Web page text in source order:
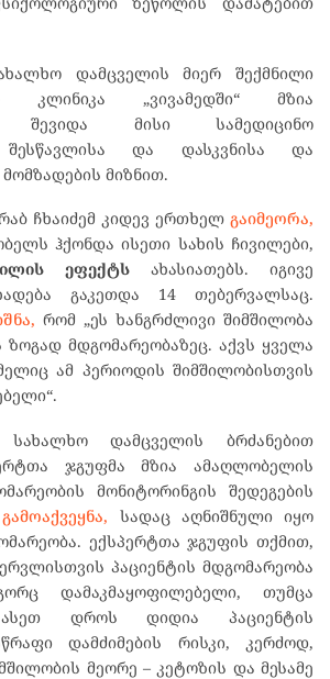
დამცველის მიერ შექმნილი
კლინიკა „ვივამედში“ მზია
შევიდა მისი სამედიცინო
შესწავლისა და დასკვნისა და
მიზნით.
ჩხაიძემ კიდევ ერთხელ გაიმეორა,
ჰქონდა ისეთი სახის ჩივილები,
ეფექტს ახასიათებს. იგივე
გაკეთდა 14 თებერვალსაც.
რომ „ეს ხანგრძლივი შიმშილობა
ზოგად მდგომარეობაზეც. აქვს ყველა
ამ პერიოდის შიმშილობისთვის
დამცველის ბრძანებით
ჯგუფმა მზია ამაღლობელის
მონიტორინგის შედეგების
გამოაქვეყნა, სადაც აღნიშნული იყო
ექსპერტთა ჯგუფის თქმით,
პაციენტის მდგომარეობა
დამაკმაყოფილებელი, თუმცა
ასეთ დროს დიდია პაციენტის
დამძიმების რისკი, კერძოდ,
მეორე – კეტოზის და მესამე